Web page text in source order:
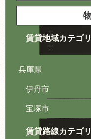
賃貸地域カテゴリ
兵庫県
伊丹市
宝塚市
賃貸路線カテゴリ